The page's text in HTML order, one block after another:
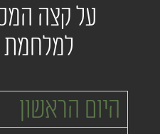
למלחמת
היום הראשון